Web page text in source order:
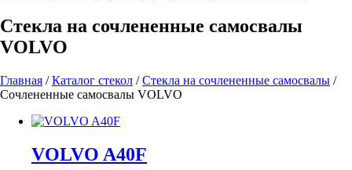
Стекла на сочлененные самосвалы
VOLVO
Главная /Каталог стекол /Стекла на сочлененные самосвалы /
Сочлененные самосвалы VOLVO
VOLVO A40F